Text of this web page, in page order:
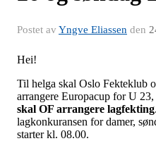
Postet av Yngve Eliassen den
Hei!
Til helga skal Oslo Fekteklub
arrangere Europacup for U
skal OF arrangere lagfekting
lagkonkuransen for damer,
starter kl. 08.00.